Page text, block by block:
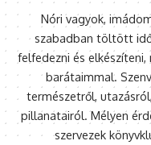
Nóri vagyok,
szabadban töltött
felfedezni és
barátaimmal.
természetről,
pillanatairól. Mélyen
szervezek